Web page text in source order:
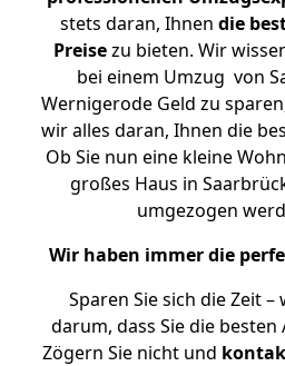
stets daran, Ihnen die
Preisezu bieten. Wir
bei einem Umzug von
Wernigerode Geld zu
wir alles daran, Ihnen die
Ob Sie nun eine kleine
großes Haus in
umgezogen
Wir haben immer die
Sparen Sie sich die Zeit
darum, dass Sie die
Zögern Sie nicht und